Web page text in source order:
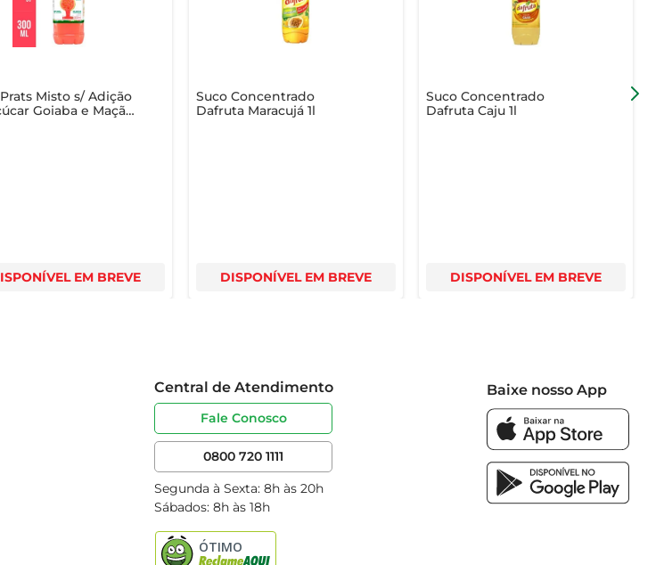
Misto s/ Adição
Goiaba e Maçã
EM BREVE
Suco Concentrado
Dafruta Maracujá 1l
DISPONÍVEL EM BREVE
Suco Concentrado
Dafruta Caju 1l
DISPONÍVEL EM BREVE
Central de Atendimento
Fale Conosco
0800 720 1111
Segunda à Sexta: 8h às 20h
Sábados: 8h às 18h
Baixe nosso App